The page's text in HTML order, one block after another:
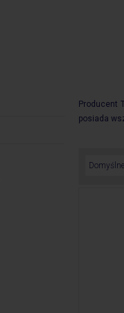
Producent
posiada